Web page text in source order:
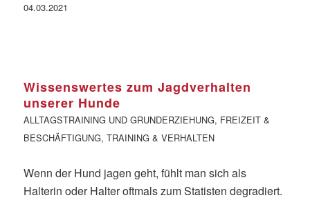
04.03.2021
Wissenswertes zum Jagdverhalten
unserer Hunde
ALLTAGSTRAINING UND GRUNDERZIEHUNG, FREIZEIT &
BESCHÄFTIGUNG, TRAINING & VERHALTEN
Wenn der Hund jagen geht, fühlt man sich als
Halterin oder Halter oftmals zum Statisten degradiert.